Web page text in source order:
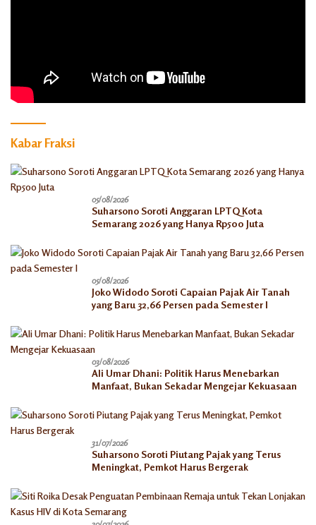
Kabar Fraksi
05/08/2026
Suharsono Soroti Anggaran LPTQ Kota
Semarang 2026 yang Hanya Rp500 Juta
05/08/2026
Joko Widodo Soroti Capaian Pajak Air Tanah
yang Baru 32,66 Persen pada Semester I
03/08/2026
Ali Umar Dhani: Politik Harus Menebarkan
Manfaat, Bukan Sekadar Mengejar Kekuasaan
31/07/2026
Suharsono Soroti Piutang Pajak yang Terus
Meningkat, Pemkot Harus Bergerak